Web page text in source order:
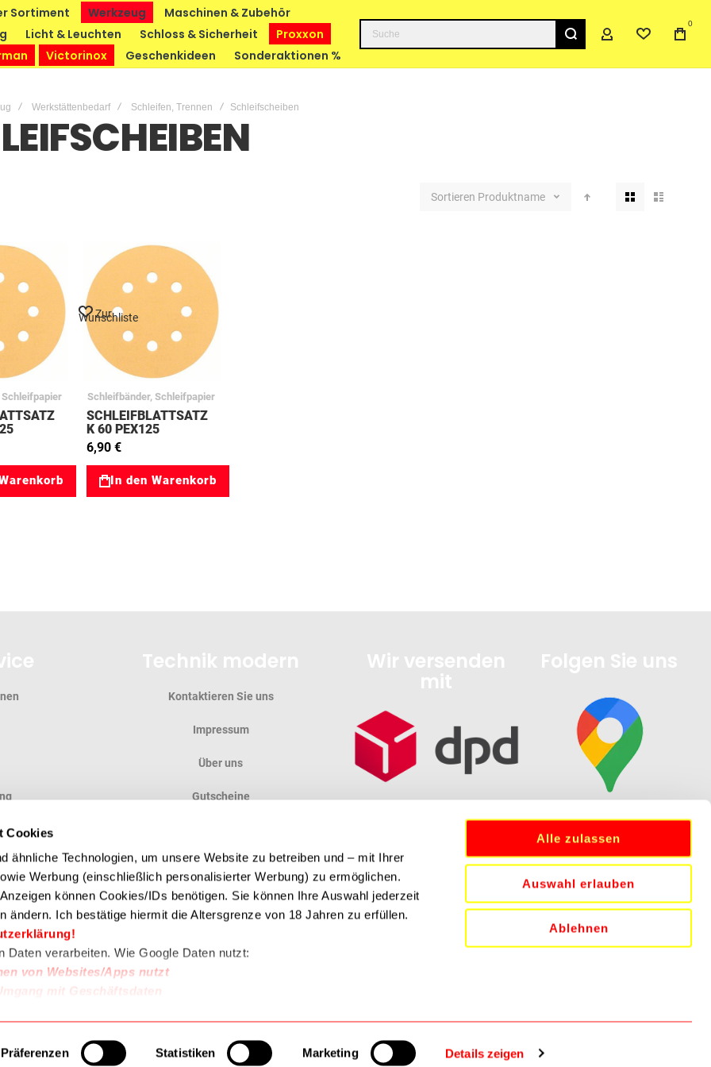
Cookies
ähnliche Technologien, um unsere Website zu betreiben und – mit Ihrer
Werbung (einschließlich personalisierter Werbung) zu ermöglichen.
können Cookies/IDs benötigen. Sie können Ihre Auswahl jederzeit
ändern. Ich bestätige hiermit die Altersgrenze von 18 Jahren zu erfüllen.
Daten verarbeiten. Wie Google Daten nutzt:
von Websites/Apps nutzt
mit Geschäftsdaten
Präferenzen Statistiken Marketing Details zeigen
Alle zulassen
Auswahl erlauben
Ablehnen
Sortiment Werkzeug
Maschinen & Zubehör
Licht & Leuchten Schloss & Sicherheit
Proxxon
Victorinox Geschenkideen Sonderaktionen %
Suche 0
Werkstättenbedarf Schleifen, Trennen Schleifscheiben
Sortieren Produktname
Ansicht
als
Zur
Wunschliste
Schleifbänder, Schleifpapier
SCHLEIFBLATTSATZ
K 60 PEX125
Wood+Paint
12605068
6,90 €
In den Warenkorb
Kontaktieren Sie uns
Impressum
Über uns
Gutscheine